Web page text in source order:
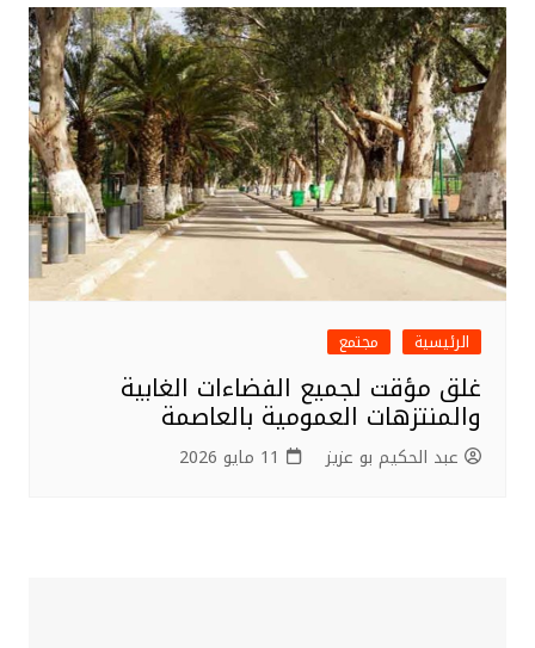
الرئيسية مجتمع
غلق مؤقت لجميع الفضاءات الغابية
والمنتزهات العمومية بالعاصمة
عبد الحكيم بو عزيز 11 مايو 2026